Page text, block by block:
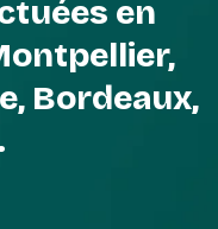
en
Bordeaux,